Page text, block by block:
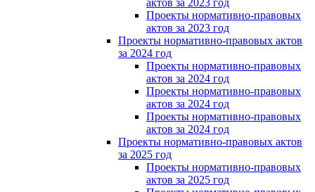
Проекты нормативно-правовых
актов за 2023 год
Проекты нормативно-правовых актов
за 2024 год
Проекты нормативно-правовых
актов за 2024 год
Проекты нормативно-правовых
актов за 2024 год
Проекты нормативно-правовых
актов за 2024 год
Проекты нормативно-правовых актов
за 2025 год
Проекты нормативно-правовых
актов за 2025 год